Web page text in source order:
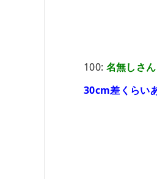
100: 名無しさん
30cm差くらい